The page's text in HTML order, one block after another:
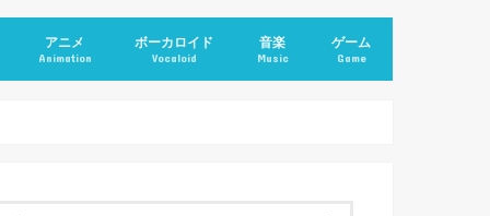
アニメ
Animation
ボーカロイド
Vocaloid
音楽
Music
ゲーム
Game